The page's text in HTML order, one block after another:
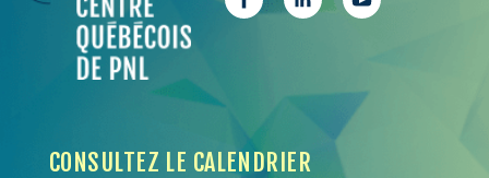
CONSULTEZ LE CALENDRIER